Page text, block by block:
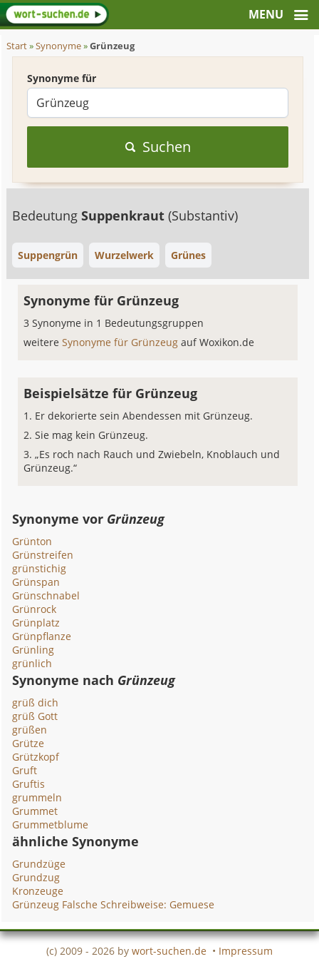
Start»Synonyme»Grünzeug
Synonyme für
Suchen
BedeutungSuppenkraut(Substantiv)
Suppengrün Wurzelwerk Grünes
Synonyme für Grünzeug
3 Synonyme in 1 Bedeutungsgruppen
weitereSynonyme für Grünzeugauf Woxikon.de
Beispielsätze für Grünzeug
Er dekorierte sein Abendessen mit Grünzeug.
Sie mag kein Grünzeug.
„Es roch nach Rauch und Zwiebeln, Knoblauch und
Grünzeug.“
Synonyme vor Grünzeug
Grünton
Grünstreifen
grünstichig
Grünspan
Grünschnabel
Grünrock
Grünplatz
Grünpflanze
Grünling
grünlich
Synonyme nach Grünzeug
grüß dich
grüß Gott
grüßen
Grütze
Grützkopf
Gruft
Gruftis
grummeln
Grummet
Grummetblume
ähnliche Synonyme
Grundzüge
Grundzug
Kronzeuge
Grünzeug Falsche Schreibweise: Gemuese
(c) 2009 - 2026 by wort-suchen.de • Impressum